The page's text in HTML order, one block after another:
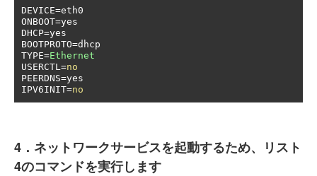
DEVICE=eth0
ONBOOT=yes
DHCP=yes
BOOTPROTO=dhcp
TYPE=Ethernet
USERCTL=no
PEERDNS=yes
IPV6INIT=no
4．ネットワークサービスを起動するため、リスト
4のコマンドを実行します